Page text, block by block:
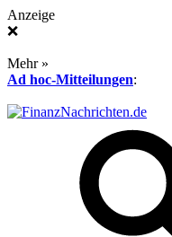
Anzeige
❌
Mehr »
Ad hoc-Mitteilungen: